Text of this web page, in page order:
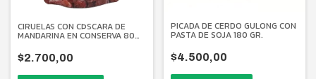
CIRUELAS CON CÞSCARA DE
MANDARINA EN CONSERVA 80
$2.700,00
PICADA DE CERDO GULONG CON
PASTA DE SOJA 180 GR.
$4.500,00